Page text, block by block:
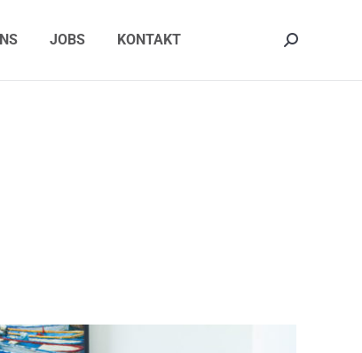
JOBS KONTAKT Search:
Search: